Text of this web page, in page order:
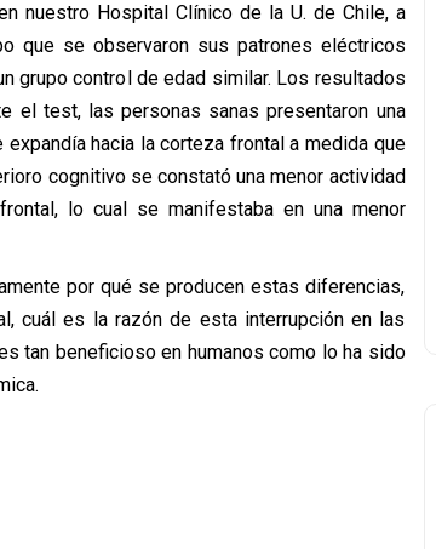
nuestro Hospital Clínico de la U. de Chile, a
que se observaron sus patrones eléctricos
grupo control de edad similar. Los resultados
el test, las personas sanas presentaron una
hacia la corteza frontal a medida que
cognitivo se constató una menor actividad
lo cual se manifestaba en una menor
por qué se producen estas diferencias,
cuál es la razón de esta interrupción en las
tan beneficioso en humanos como lo ha sido